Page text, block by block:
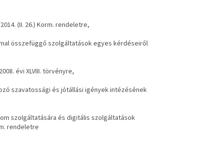
(II. 26.) Korm. rendeletre,
összefüggő szolgáltatások egyes kérdéseiről
évi XLVIII. törvényre,
szavatossági és jótállási igények intézésének
szolgáltatására és digitális szolgáltatások
rendeletre